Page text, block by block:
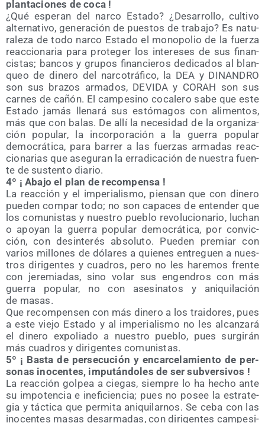
plan­ta­cio­nes de coca !
¿Qué espe­ran del nar­co Esta­do? ¿Desa­rro­llo, cul­ti­vo
alter­na­ti­vo, gene­ra­ción de pues­tos de tra­ba­jo? Es natu­
ra­le­za de todo nar­co Esta­do el mono­po­lio de la fuer­za
reac­cio­na­ria para pro­te­ger los intere­ses de sus finan­
cis­tas; ban­cos y gru­pos finan­cie­ros dedi­ca­dos al blan­
queo de dine­ro del nar­co­trá­fi­co, la DEA y DINANDRO
son sus bra­zos arma­dos, DEVIDA y CORAH son sus
car­nes de cañón. El cam­pe­sino coca­le­ro sabe que este
Esta­do jamás lle­na­rá sus estó­ma­gos con ali­men­tos,
más que con balas. De allí la nece­si­dad de la orga­ni­za­
ción popu­lar, la incor­po­ra­ción a la gue­rra popu­lar
demo­crá­ti­ca, para barrer a las fuer­zas arma­das reac­
cio­na­rias que ase­gu­ran la erra­di­ca­ción de nues­tra fuen­
te de sus­ten­to diario.
4º ¡ Aba­jo el plan de recompensa !
La reac­ción y el impe­ria­lis­mo, pien­san que con dine­ro
pue­den com­par todo; no son capa­ces de enten­der que
los comu­nis­tas y nues­tro pue­blo revo­lu­cio­na­rio, luchan
o apo­yan la gue­rra popu­lar demo­crá­ti­ca, por con­vic­
ción, con desin­te­rés abso­lu­to. Pue­den pre­miar con
varios millo­nes de dóla­res a quie­nes entre­guen a nues­
tros diri­gen­tes y cua­dros, pero no les hare­mos fren­te
con jere­mia­das, sino volar sus engen­dros con más
gue­rra popu­lar, no con ase­si­na­tos y ani­qui­la­ción
de masas.
Que recom­pen­sen con más dine­ro a los trai­do­res, pues
a este vie­jo Esta­do y al impe­ria­lis­mo no les alcan­za­rá
el dine­ro expo­lia­do a nues­tro pue­blo, pues sur­gi­rán
más cua­dros y diri­gen­tes comunistas.
5º ¡ Bas­ta de per­se­cu­ción y encar­ce­la­mien­to de per­
so­nas ino­cen­tes, impu­tán­do­les de ser subversivos !
La reac­ción gol­pea a cie­gas, siem­pre lo ha hecho ante
su impo­ten­cia e inefi­cien­cia; pues no posee la estra­te­
gia y tác­ti­ca que per­mi­ta ani­qui­lar­nos. Se ceba con las
ino­cen­tes masas des­ar­ma­das, con diri­gen­tes cam­pe­si­